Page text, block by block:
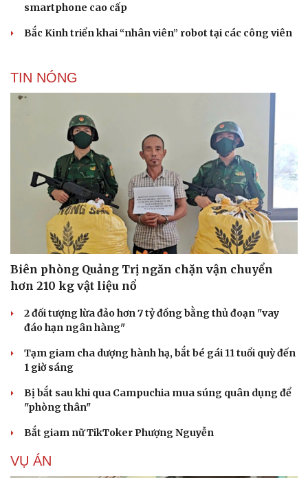
smartphone cao cấp
Bắc Kinh triển khai “nhân viên” robot tại các công viên
TIN NÓNG
Biên phòng Quảng Trị ngăn chặn vận chuyển
hơn 210 kg vật liệu nổ
2 đối tượng lừa đảo hơn 7 tỷ đồng bằng thủ đoạn "vay
đáo hạn ngân hàng"
Tạm giam cha dượng hành hạ, bắt bé gái 11 tuổi quỳ đến
1 giờ sáng
Bị bắt sau khi qua Campuchia mua súng quân dụng để
"phòng thân"
Bắt giam nữ TikToker Phượng Nguyễn
VỤ ÁN